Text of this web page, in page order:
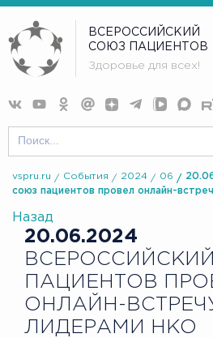
ВСЕРОССИЙСКИЙ
СОЮЗ ПАЦИЕНТОВ
Здоровье для всех!
vspru.ru События 2024 06
союз пациентов провел онлайн-
Назад
20.06.2024
ПАЦИЕНТОВ
ОНЛАЙН-
ЛИДЕРАМИ НКО